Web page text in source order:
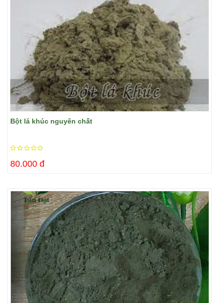
Bột lá khúc nguyên chất
80.000 đ